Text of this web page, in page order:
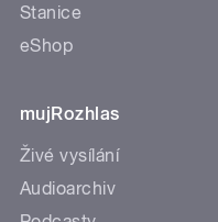
Stanice
eShop
mujRozhlas
Živé vysílání
Audioarchiv